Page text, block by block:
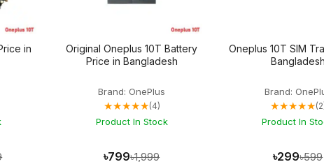
in
Original Oneplus 10T Battery
Price in Bangladesh
Brand: OnePlus
★★★★★(4)
Product In Stock
৳799৳1,999
Oneplus 10T SIM
Bangladesh
Brand:
★★★★★
Product In
৳299৳599